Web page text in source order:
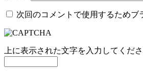
次回のコメントで使用するためブ
上に表示された文字を入力してくださ